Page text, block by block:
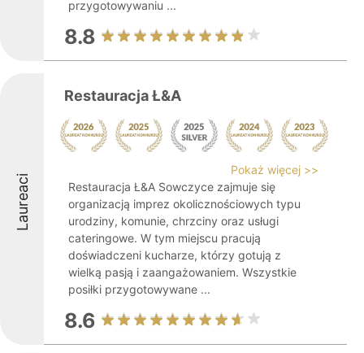
przygotowywaniu ...
8.8
Laureaci
Restauracja Ł&A
Pokaż więcej >>
Restauracja Ł&A Sowczyce zajmuje się
organizacją imprez okolicznościowych typu
urodziny, komunie, chrzciny oraz usługi
cateringowe. W tym miejscu pracują
doświadczeni kucharze, którzy gotują z
wielką pasją i zaangażowaniem. Wszystkie
posiłki przygotowywane ...
8.6